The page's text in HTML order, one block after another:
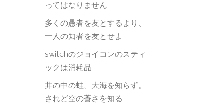
ってはなりません
多くの愚者を友とするより、
一人の知者を友とせよ
switchのジョイコンのスティ
ックは消耗品
井の中の蛙、大海を知らず。
されど空の蒼さを知る